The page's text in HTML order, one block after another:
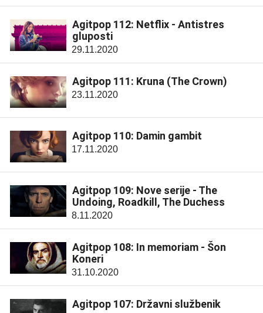
Agitpop 112: Netflix - Antistres
gluposti
29.11.2020
Agitpop 111: Kruna (The Crown)
23.11.2020
Agitpop 110: Damin gambit
17.11.2020
Agitpop 109: Nove serije - The
Undoing, Roadkill, The Duchess
8.11.2020
Agitpop 108: In memoriam - Šon
Koneri
31.10.2020
Agitpop 107: Državni službenik